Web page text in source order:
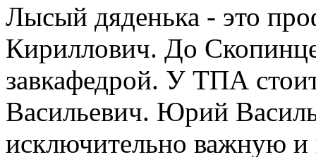
Лысый дяденька - это
Кириллович. До
завкафедрой. У ТПА
Васильевич. Юрий
исключительно важную